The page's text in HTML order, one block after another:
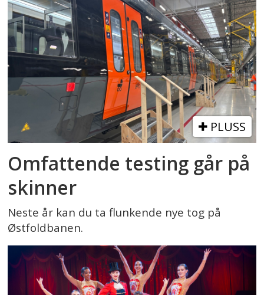
PLUSS
Omfattende testing går på
skinner
Neste år kan du ta flunkende nye tog på
Østfoldbanen.